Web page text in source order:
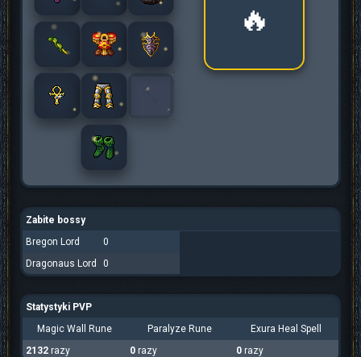
🔥
Zabite bossy
Bregon Lord
0
Dragonaus Lord
0
Statystyki PVP
Magic Wall Rune
Paralyze Rune
Exura Heal Spell
2132 razy 0 razy 0 razy